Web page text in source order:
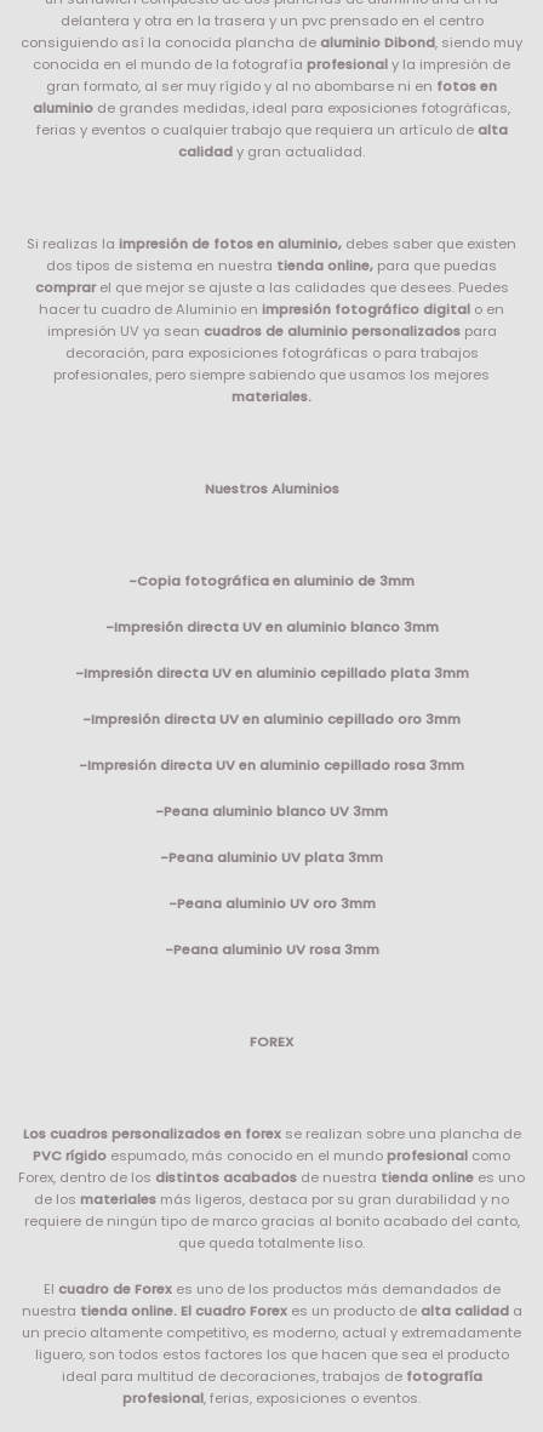
delantera y otra en la trasera y un pvc prensado en el centro
consiguiendo así la conocida plancha de aluminio Dibond, siendo muy
conocida en el mundo de la fotografía profesionaly la impresión de
gran formato, al ser muy rígido y al no abombarse ni en fotos en
aluminio de grandes medidas, ideal para exposiciones fotográficas,
ferias y eventos o cualquier trabajo que requiera un artículo de alta
calidady gran actualidad.
Si realizas la impresión de fotos en aluminio, debes saber que existen
dos tipos de sistema en nuestra tienda online, para que puedas
comprarel que mejor se ajuste a las calidades que desees. Puedes
hacer tu cuadro de Aluminio en impresión fotográfico digital o en
impresión UV ya sean cuadros de aluminio personalizados para
decoración, para exposiciones fotográficas o para trabajos
profesionales, pero siempre sabiendo que usamos los mejores
materiales.
Nuestros Aluminios
-Copia fotográfica en aluminio de 3mm
-Impresión directa UV en aluminio blanco 3mm
-Impresión directa UV en aluminio cepillado plata 3mm
-Impresión directa UV en aluminio cepillado oro 3mm
-Impresión directa UV en aluminio cepillado rosa 3mm
-Peana aluminio blanco UV 3mm
-Peana aluminio UV plata 3mm
-Peana aluminio UV oro 3mm
-Peana aluminio UV rosa 3mm
FOREX
Los cuadros personalizados en forexse realizan sobre una plancha de
PVC rígido espumado, más conocido en el mundoprofesional como
Forex, dentro de los distintos acabados de nuestra tienda online es uno
de los materiales más ligeros, destaca por su gran durabilidad y no
requiere de ningún tipo de marco gracias al bonito acabado del canto,
que queda totalmente liso.
El cuadro de Forexes uno de los productos más demandados de
nuestra tienda online. El cuadro Forexes un producto de alta calidada
un precio altamente competitivo, es moderno, actual y extremadamente
liguero, son todos estos factores los que hacen que sea el producto
ideal para multitud de decoraciones, trabajos de fotografía
profesional, ferias, exposiciones o eventos.